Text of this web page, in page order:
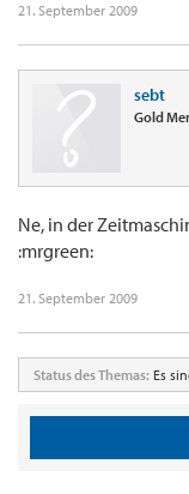
21. September 2009
sebt
Gold
Ne, in der
:mrgreen:
21. September 2009
Status des Themas: Es